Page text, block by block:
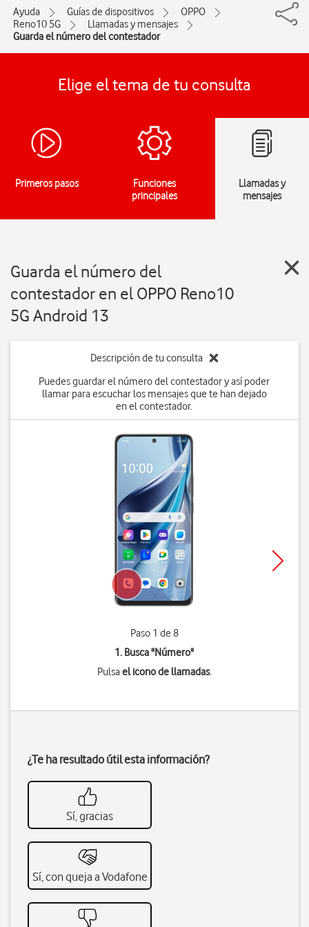
Ayuda Guías de dispositivos
OPPO
Reno10 5G
Llamadas y mensajes
Guarda el número del contestador
Elige el tema de tu consulta
Primeros pasos
Funciones
principales
Llamadas y
mensajes
Guarda el número del
contestador en el OPPO Reno10
5G Android 13
Descripción de tu consulta
Puedes guardar el número del contestador y así poder
llamar para escuchar los mensajes que te han dejado
en el contestador.
Paso 1 de 8
1. Busca "Número"
Pulsael icono de llamadas.
¿Te ha resultado útil esta información?
Sí, gracias
Sí, con queja a Vodafone